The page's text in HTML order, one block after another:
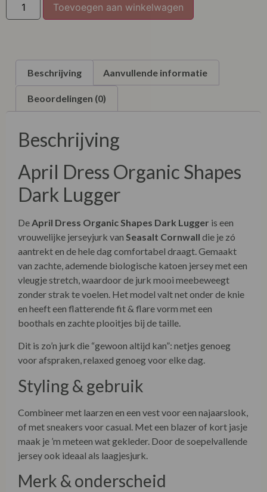
XXXL
Toevoegen aan winkelwagen
Beschrijving Aanvullende informatie
Beoordelingen (0)
Beschrijving
April Dress Organic Shapes
Dark Lugger
DeApril Dress Organic Shapes Dark Lugger is een
vrouwelijke jerseyjurk van Seasalt Cornwall die je zó
aantrekt en de hele dag comfortabel draagt. Gemaakt
van zachte, ademende biologische katoen jersey met een
vleugje stretch, waardoor de jurk mooi meebeweegt
zonder strak te voelen. Het model valt net onder de knie
en heeft een flatterende fit & flare vorm met een
boothals en zachte plooitjes bij de taille.
Dit is zo’n jurk die “gewoon altijd kan”: netjes genoeg
voor afspraken, relaxed genoeg voor elke dag.
Styling & gebruik
Combineer met laarzen en een vest voor een najaarslook,
of met sneakers voor casual. Met een blazer of kort jasje
maak je ’m meteen wat gekleder. Door de soepelvallende
jersey ook ideaal als laagjesjurk.
Merk & onderscheid